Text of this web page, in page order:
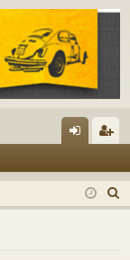
m
el
ist
rie
u